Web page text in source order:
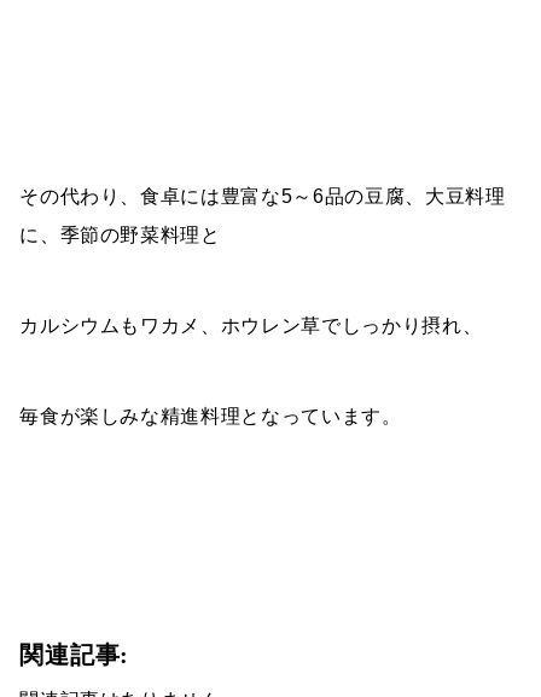
その代わり、食卓には豊富な5～6品の豆腐、大豆料理
に、季節の野菜料理と
カルシウムもワカメ、ホウレン草でしっかり摂れ、
毎食が楽しみな精進料理となっています。
関連記事: